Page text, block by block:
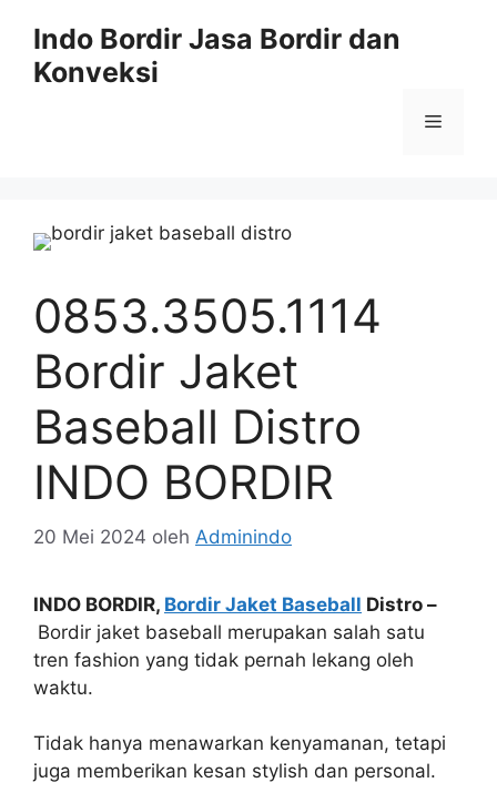
Indo Bordir Jasa Bordir dan
Konveksi
Menu
0853.3505.1114
Bordir Jaket
Baseball Distro
INDO BORDIR
20 Mei 2024 oleh Adminindo
INDO BORDIR, Bordir Jaket Baseball Distro –
Bordir jaket baseball merupakan salah satu
tren fashion yang tidak pernah lekang oleh
waktu.
Tidak hanya menawarkan kenyamanan, tetapi
juga memberikan kesan stylish dan personal.